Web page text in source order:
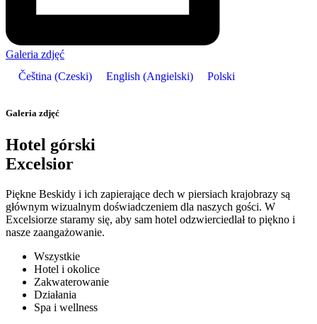
Galeria zdjęć
Čeština (Czeski) English (Angielski) Polski
Galeria zdjęć
Hotel górski
Excelsior
Piękne Beskidy i ich zapierające dech w piersiach krajobrazy są
głównym wizualnym doświadczeniem dla naszych gości. W
Excelsiorze staramy się, aby sam hotel odzwierciedlał to piękno i
nasze zaangażowanie.
Wszystkie
Hotel i okolice
Zakwaterowanie
Działania
Spa i wellness